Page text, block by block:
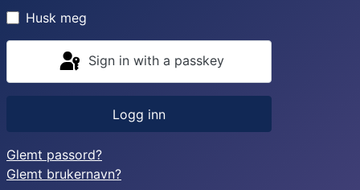
Husk meg
Sign in with a passkey
Logg inn
Glemt passord?
Glemt brukernavn?